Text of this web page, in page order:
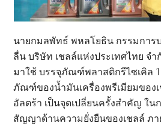
นายกมลพัทธ์ พหลโยธิน กรรมการ
ลื่น บริษัท เชลล์แห่งประเทศไทย จำ
มาใช้ บรรจุภัณฑ์พลาสติกรีไซเคิล
ภัณฑ์ของน้ำมันเครื่องพรีเมียมของ
อัลตร้า เป็นจุดเปลี่ยนครั้งสำคัญ ใ
สัญญาด้านความยั่งยืนของเชลล์ ภา